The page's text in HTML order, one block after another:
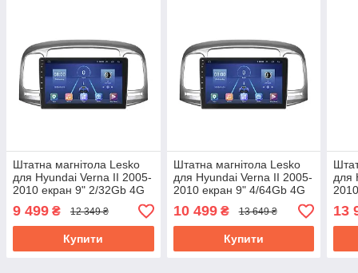
Штатна магнітола Lesko
для Hyundai Verna II 2005-
2010 екран 9" 2/32Gb 4G
9 499 ₴ 12 349 ₴
Купити
Штатна магнітола Lesko
для Hyundai Verna II 2005-
2010 екран 9" 4/64Gb 4G
Верна
10 499₴ 13 649 ₴
Купити
для
13